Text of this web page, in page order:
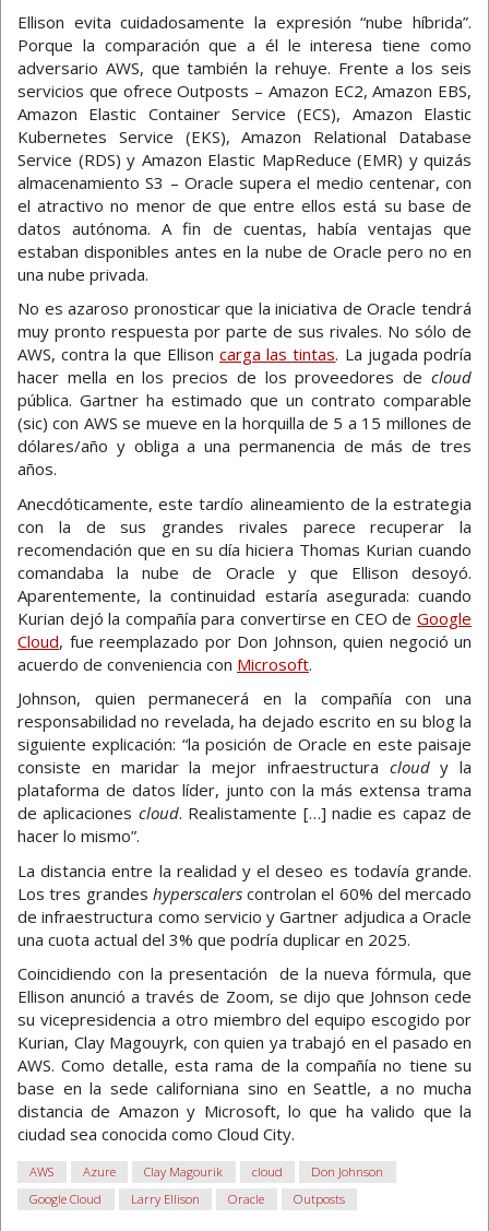
Ellison evita cuidadosamente la expresión “nube híbrida”.
Porque la comparación que a él le interesa tiene como
adversario AWS, que también la rehuye. Frente a los seis
servicios que ofrece Outposts – Amazon EC2, Amazon EBS,
Amazon Elastic Container Service (ECS), Amazon Elastic
Kubernetes Service (EKS), Amazon Relational Database
Service (RDS) y Amazon Elastic MapReduce (EMR) y quizás
almacenamiento S3 – Oracle supera el medio centenar, con
el atractivo no menor de que entre ellos está su base de
datos autónoma. A fin de cuentas, había ventajas que
estaban disponibles antes en la nube de Oracle pero no en
una nube privada.
No es azaroso pronosticar que la iniciativa de Oracle tendrá
muy pronto respuesta por parte de sus rivales. No sólo de
AWS, contra la que Ellison carga las tintas. La jugada podría
hacer mella en los precios de los proveedores de cloud
pública. Gartner ha estimado que un contrato comparable
(sic) con AWS se mueve en la horquilla de 5 a 15 millones de
dólares/año y obliga a una permanencia de más de tres
años.
Anecdóticamente, este tardío alineamiento de la estrategia
con la de sus grandes rivales parece recuperar la
recomendación que en su día hiciera Thomas Kurian cuando
comandaba la nube de Oracle y que Ellison desoyó.
Aparentemente, la continuidad estaría asegurada: cuando
Kurian dejó la compañía para convertirse en CEO de Google
Cloud, fue reemplazado por Don Johnson, quien negoció un
acuerdo de conveniencia con Microsoft.
Johnson, quien permanecerá en la compañía con una
responsabilidad no revelada, ha dejado escrito en su blog la
siguiente explicación: “la posición de Oracle en este paisaje
consiste en maridar la mejor infraestructura cloudy la
plataforma de datos líder, junto con la más extensa trama
de aplicaciones cloud. Realistamente […] nadie es capaz de
hacer lo mismo”.
La distancia entre la realidad y el deseo es todavía grande.
Los tres grandes hyperscalerscontrolan el 60% del mercado
de infraestructura como servicio y Gartner adjudica a Oracle
una cuota actual del 3% que podría duplicar en 2025.
Coincidiendo con la presentación de la nueva fórmula, que
Ellison anunció a través de Zoom, se dijo que Johnson cede
su vicepresidencia a otro miembro del equipo escogido por
Kurian, Clay Magouyrk, con quien ya trabajó en el pasado en
AWS. Como detalle, esta rama de la compañía no tiene su
base en la sede californiana sino en Seattle, a no mucha
distancia de Amazon y Microsoft, lo que ha valido que la
ciudad sea conocida como Cloud City.
AWS Azure Clay Magourik cloud
Don Johnson
Google Cloud
Larry Ellison Oracle Outposts